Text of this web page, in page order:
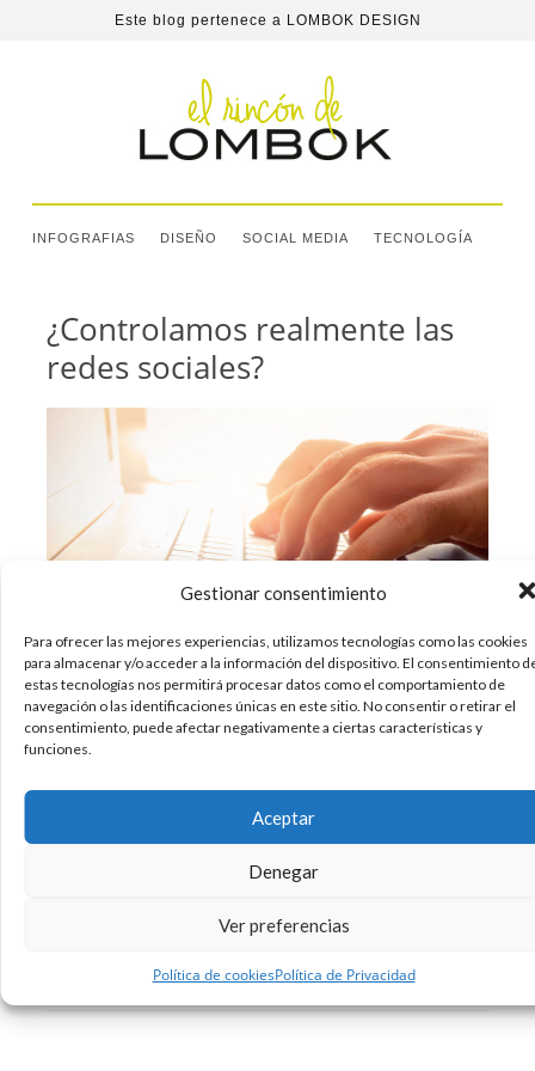
Gestionar consentimiento
Para ofrecer las mejores experiencias, utilizamos tecnologías como las cookies
para almacenar y/o acceder a la información del dispositivo. El consentimiento
estas tecnologías nos permitirá procesar datos como el comportamiento de
navegación o las identificaciones únicas en este sitio. No consentir o retirar el
consentimiento, puede afectar negativamente a ciertas características y
funciones.
Aceptar
Denegar
Ver preferencias
Política de cookiesPolítica de Privacidad
Este blog pertenece a LOMBOK DESIGN
INFOGRAFIAS DISEÑO SOCIAL MEDIA TECNOLOGÍA
¿Controlamos realmente las
redes sociales?
Lo sabemos todo sobre las redes sociales,
¿verdad? Claro, llevamos tantos años haciendo
uso de ellas que creemos tenerlos bajo control,
pero en realidad la mayoría no somos
conscientes del inmenso mundo de
posibilidades que nos pueden llegar a ofrecer. Y
es que aunque parezca